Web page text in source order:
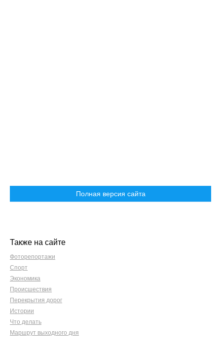
Полная версия сайта
Также на сайте
Фоторепортажи
Спорт
Экономика
Происшествия
Перекрытия дорог
Истории
Что делать
Маршрут выходного дня